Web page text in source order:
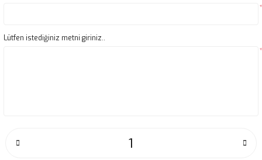
*
Lütfen istediğiniz metni giriniz..
*